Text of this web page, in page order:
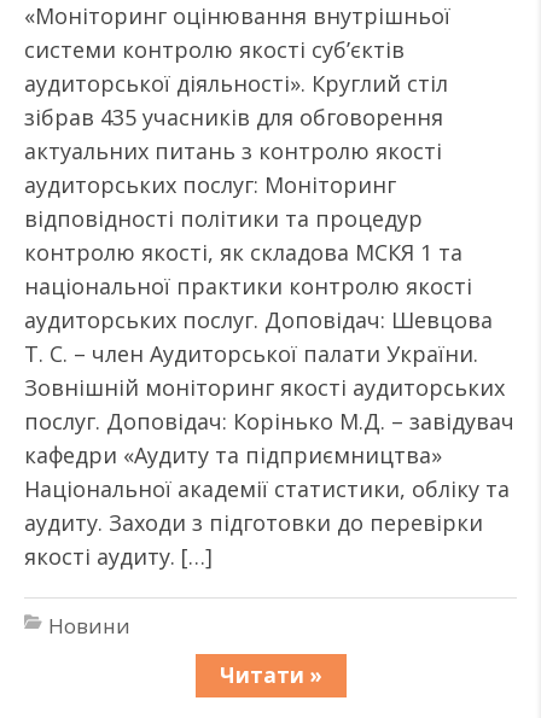
«Моніторинг оцінювання внутрішньої
системи контролю якості суб’єктів
аудиторської діяльності». Круглий стіл
зібрав 435 учасників для обговорення
актуальних питань з контролю якості
аудиторських послуг: Моніторинг
відповідності політики та процедур
контролю якості, як складова МСКЯ 1 та
національної практики контролю якості
аудиторських послуг. Доповідач: Шевцова
Т. С. – член Аудиторської палати України.
Зовнішній моніторинг якості аудиторських
послуг. Доповідач: Корінько М.Д. – завідувач
кафедри «Аудиту та підприємництва»
Національної академії статистики, обліку та
аудиту. Заходи з підготовки до перевірки
якості аудиту. […]
Новини
Читати »